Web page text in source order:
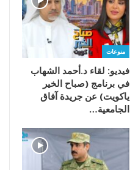
منوعات
فيديو: لقاء د.أحمد الشهاب
في برنامج (صباح الخير
ياكويت) عن جريدة آفاق
الجامعية…